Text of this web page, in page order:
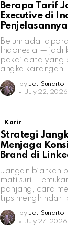
Berapa Tarif
Executive di
Penjelasannya
Belum ada
Indonesia — jadi
pakai data yang
angka karangan.
by Jati Sunarto
July 22,
Karir
Strategi
Menjaga
Brand di
Jangan biarkan
mati suri.
panjang, cara
tips menghindari
by Jati Sunarto
July 27,